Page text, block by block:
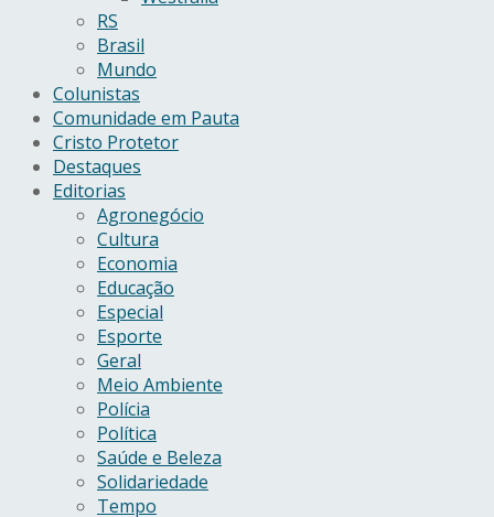
RS
Brasil
Mundo
Colunistas
Comunidade em Pauta
Cristo Protetor
Destaques
Editorias
Agronegócio
Cultura
Economia
Educação
Especial
Esporte
Geral
Meio Ambiente
Polícia
Política
Saúde e Beleza
Solidariedade
Tempo